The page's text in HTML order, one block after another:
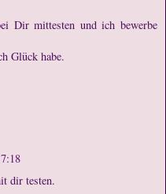
Dir mittesten und ich bewerbe
Glück habe.
dir testen.